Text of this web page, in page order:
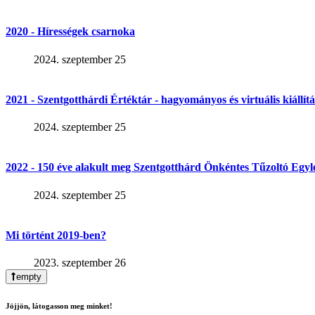
2020 - Hírességek csarnoka
2024. szeptember 25
2021 - Szentgotthárdi Értéktár - hagyományos és virtuális
2024. szeptember 25
2022 - 150 éve alakult meg Szentgotthárd Önkéntes Tűzoltó
2024. szeptember 25
Mi történt 2019-ben?
2023. szeptember 26
empty
Jöjjön, látogasson meg minket!